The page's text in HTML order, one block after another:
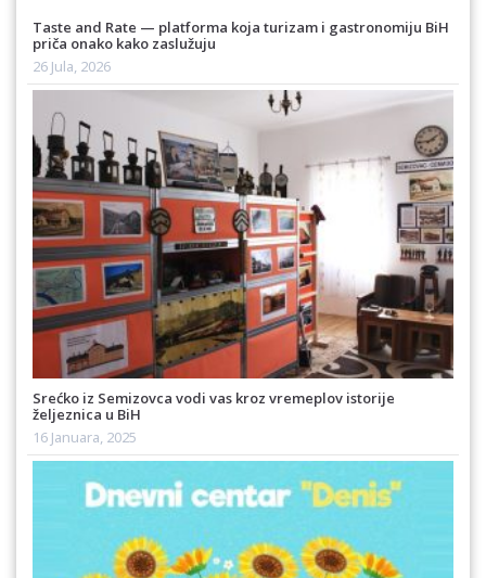
Taste and Rate — platforma koja turizam i gastronomiju BiH
priča onako kako zaslužuju
26 Jula, 2026
Srećko iz Semizovca vodi vas kroz vremeplov istorije
željeznica u BiH
16 Januara, 2025